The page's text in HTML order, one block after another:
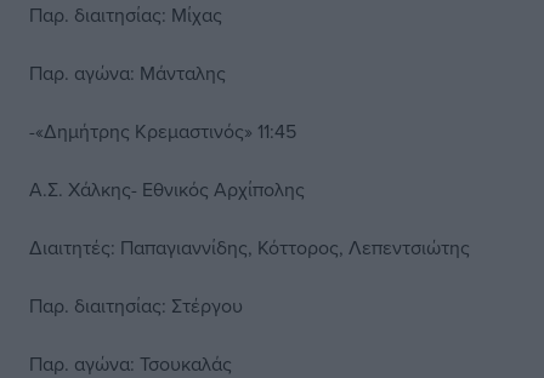
Παρ. διαιτησίας: Μίχας
Παρ. αγώνα: Μάνταλης
-«Δημήτρης Κρεμαστινός» 11:45
Α.Σ. Χάλκης- Εθνικός Αρχίπολης
Διαιτητές: Παπαγιαννίδης, Κόττορος, Λεπεντσιώτης
Παρ. διαιτησίας: Στέργου
Παρ. αγώνα: Τσουκαλάς